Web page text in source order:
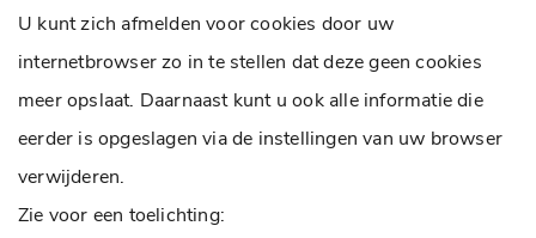
U kunt zich afmelden voor cookies door uw
internetbrowser zo in te stellen dat deze geen cookies
meer opslaat. Daarnaast kunt u ook alle informatie die
eerder is opgeslagen via de instellingen van uw browser
verwijderen.
Zie voor een toelichting: